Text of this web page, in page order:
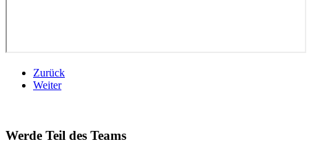
Zurück
Weiter
Werde Teil des Teams